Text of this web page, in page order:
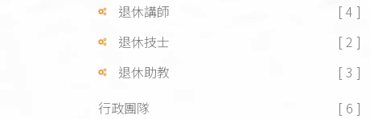
退休講師
[ 4 ]
退休技士
[ 2 ]
退休助教
[ 3 ]
行政團隊
[ 6 ]